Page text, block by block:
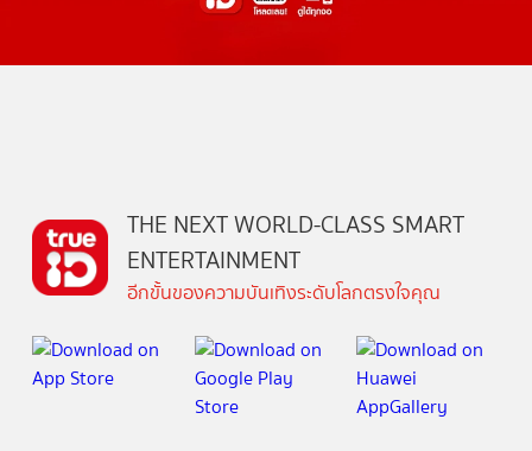
THE NEXT WORLD-CLASS SMART
ENTERTAINMENT
อีกขั้นของความบันเทิงระดับโลกตรงใจคุณ